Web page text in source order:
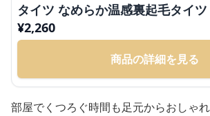
タイツ なめらか温感裏起毛タイツ
¥2,260
商品の詳細を見る
部屋でくつろぐ時間も足元からおしゃ